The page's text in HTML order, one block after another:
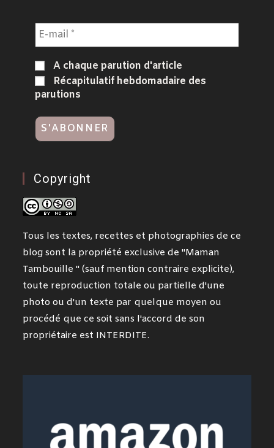
A chaque parution d'article
Récapitulatif hebdomadaire des
parutions
Copyright
Tous les textes, recettes et photographies de ce
blog sont la propriété exclusive de "Maman
Tambouille " (sauf mention contraire explicite),
toute reproduction totale ou partielle d'une
photo ou d'un texte par quelque moyen ou
procédé que ce soit sans l'accord de son
propriétaire est INTERDITE.